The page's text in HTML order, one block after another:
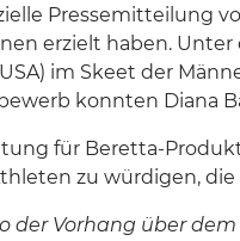
Pressemitteilung
erzielt haben.
im Skeet der
konnten Diana
für Beretta-
zu würdigen,
der Vorhang über